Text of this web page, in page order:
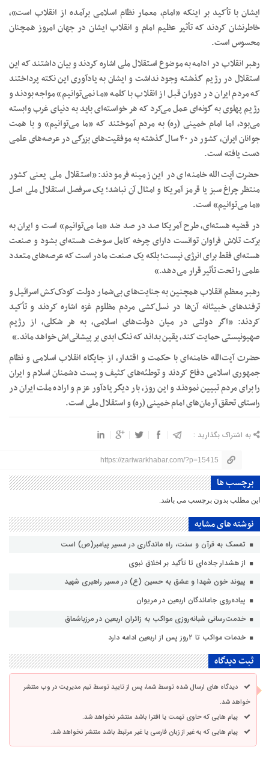
ایشان با تأکید بر اینکه «امام، معمار نظام اسلامی برآمده از انقلاب است»،
خاطرنشان کردند که تأثیر عظیم امام و انقلاب ایشان در جهان امروز همچنان
محسوس است.
رهبر انقلاب در ادامه به موضوع استقلال ملی اشاره کردند و بیان داشتند که این
استقلال در رژیم گذشته وجود نداشت و ایشان به یادآوری این نکته پرداختند
که مردم ایران در دوران قبل از انقلاب با کلمه «ما نمی‌توانیم» مواجه بودند و
رژیم پهلوی به گونه‌ای عمل می‌کرد که هر خواسته‌ای باید به دنیای غرب وابسته
می‌بود، اما امام خمینی (ره) به مردم آموختند که «ما می‌توانیم» و با همت
جوانان ایران، کشور در ۴۰ سال گذشته به موفقیت‌های بزرگی در عرصه‌های علمی
دست یافته است.
حضرت آیت‌الله خامنه‌ای در این زمینه فرمودند: «استقلال ملی یعنی کشور
منتظر چراغ سبز یا قرمز آمریکا و امثال آن نباشد؛ یک سرفصل استقلال ملی اصل
«ما می‌توانیم» است.
در قضیه هسته‌ای، طرح آمریکا صد در صد ضد «ما می‌توانیم» است و ایران به
برکت تلاش فراوان توانست دارای چرخه کامل سوخت هسته‌ای بشود و صنعت
هسته‌ای فقط برای انرژی نیست؛ بلکه یک صنعت مادر است که عرصه‌های متعدد
علمی را تحت تأثیر قرار می‌دهد.»
رهبر معظم انقلاب همچنین به جنایت‌های بی‌شمار دولت کودک‌کش اسرائیل و
ترفندهای خبیثانه آن‌ها در نسل‌کشی مردم مظلوم غزه اشاره کردند و تأکید
کردند: «اگر دولتی در میان دولت‌های اسلامی، به هر شکلی، از رژیم
صهیونیستی حمایت کند، یقین بداند که ننگ ابدی بر پیشانی‌اش خواهد ماند.»
حضرت آیت‌الله خامنه‌ای با حکمت و اقتدار، از جایگاه انقلاب اسلامی و نظام
جمهوری اسلامی دفاع کردند و توطئه‌های کثیف و پست دشمنان اسلام و ایران
را برای مردم تبیین نمودند و این روز، بار دیگر یادآور عزم و اراده ملت ایران در
راستای تحقق آرمان‌های امام خمینی (ره) و استقلال ملی است.
به اشتراک بگذارید :
https://zariwarkhabar.com/?p=15415
برچسب ها
این مطلب بدون برچسب می باشد.
نوشته های مشابه
تمسک به قرآن و سنت، راه ماندگاری در مسیر پیامبر(ص) است
از هشدار جاده‌ای تا تأکید بر اخلاق نبوی
پیوند خون شهدا و عشق به حسین (ع) در مسیر راهبری شهید
پیاده‌روی جاماندگان اربعین در مریوان
خدمت‌رسانی شبانه‌روزی مواکب به زائران اربعین در مرزباشماق
خدمات مواکب تا ۲روز پس از اربعین ادامه دارد
ثبت دیدگاه
دیدگاه های ارسال شده توسط شما، پس از تایید توسط تیم مدیریت در وب منتشر
خواهد شد.
پیام هایی که حاوی تهمت یا افترا باشد منتشر نخواهد شد.
پیام هایی که به غیر از زبان فارسی یا غیر مرتبط باشد منتشر نخواهد شد.